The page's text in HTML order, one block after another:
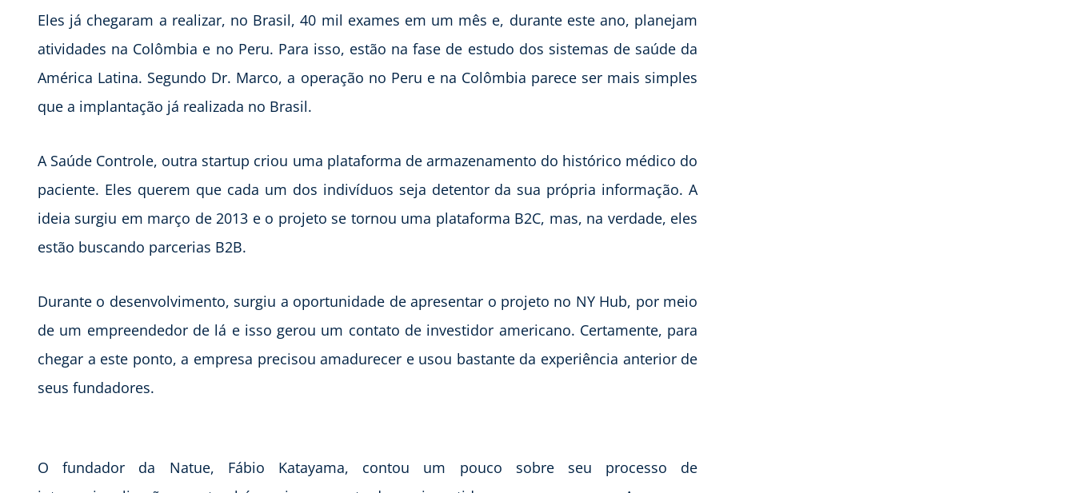
Eles já chegaram a realizar, no Brasil, 40 mil exames em um mês e, durante este ano, planejam
atividades na Colômbia e no Peru. Para isso, estão na fase de estudo dos sistemas de saúde da
América Latina. Segundo Dr. Marco, a operação no Peru e na Colômbia parece ser mais simples
que a implantação já realizada no Brasil.
A Saúde Controle, outra startup criou uma plataforma de armazenamento do histórico médico do
paciente. Eles querem que cada um dos indivíduos seja detentor da sua própria informação. A
ideia surgiu em março de 2013 e o projeto se tornou uma plataforma B2C, mas, na verdade, eles
estão buscando parcerias B2B.
Durante o desenvolvimento, surgiu a oportunidade de apresentar o projeto no NY Hub, por meio
de um empreendedor de lá e isso gerou um contato de investidor americano. Certamente, para
chegar a este ponto, a empresa precisou amadurecer e usou bastante da experiência anterior de
seus fundadores.
O fundador da Natue, Fábio Katayama, contou um pouco sobre seu processo de